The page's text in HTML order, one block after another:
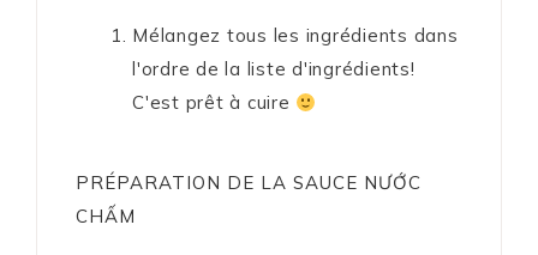
Mélangez tous les ingrédients dans
l'ordre de la liste d'ingrédients!
C'est prêt à cuire
PRÉPARATION DE LA SAUCE NƯỚC
CHẤM